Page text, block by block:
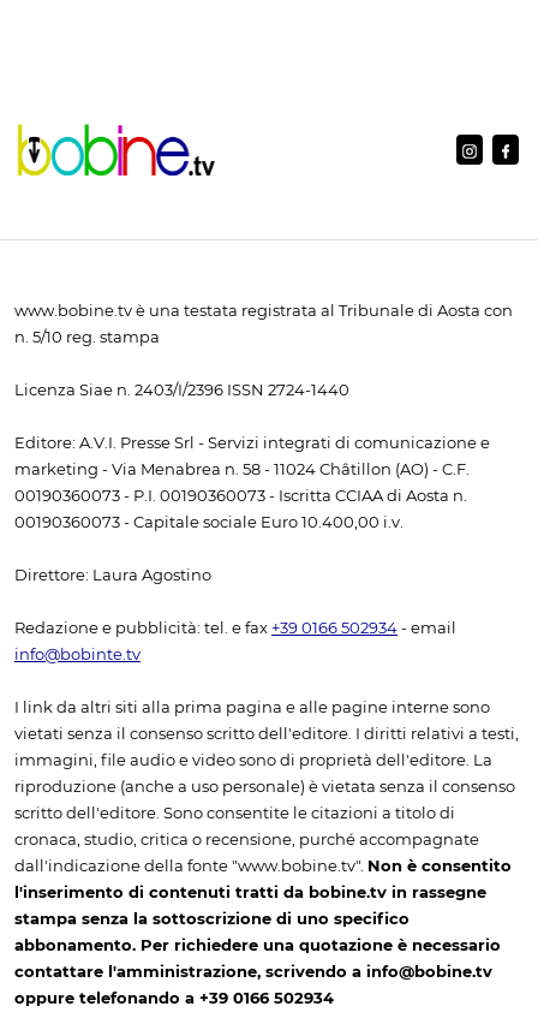
www.bobine.tv è una testata registrata al Tribunale di Aosta con
n. 5/10 reg. stampa
Licenza Siae n. 2403/I/2396 ISSN 2724-1440
Editore: A.V.I. Presse Srl - Servizi integrati di comunicazione e
marketing - Via Menabrea n. 58 - 11024 Châtillon (AO) - C.F.
00190360073 - P.I. 00190360073 - Iscritta CCIAA di Aosta n.
00190360073 - Capitale sociale Euro 10.400,00 i.v.
Direttore: Laura Agostino
Redazione e pubblicità: tel. e fax +39 0166 502934 - email
info@bobinte.tv
I link da altri siti alla prima pagina e alle pagine interne sono
vietati senza il consenso scritto dell'editore. I diritti relativi a testi,
immagini, file audio e video sono di proprietà dell'editore. La
riproduzione (anche a uso personale) è vietata senza il consenso
scritto dell'editore. Sono consentite le citazioni a titolo di
cronaca, studio, critica o recensione, purché accompagnate
dall'indicazione della fonte "www.bobine.tv". Non è consentito
l'inserimento di contenuti tratti da bobine.tv in rassegne
stampa senza la sottoscrizione di uno specifico
abbonamento. Per richiedere una quotazione è necessario
contattare l'amministrazione, scrivendo a info@bobine.tv
oppure telefonando a +39 0166 502934